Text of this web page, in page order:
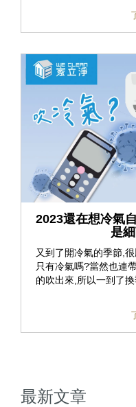
2023還在想冷氣
是
又到了開冷氣的季節,
只有冷氣嗎?當然也連
的吹出來,所以一到了
最新文章